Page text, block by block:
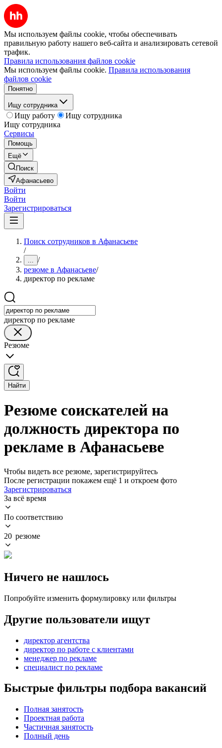
Мы используем файлы cookie, чтобы обеспечивать
правильную работу нашего веб-сайта и анализировать сетевой
трафик.
Правила использования файлов cookie
Мы используем файлы cookie. Правила использования
файлов cookie
Понятно
Ищу сотрудника
Ищу работу
Ищу сотрудника
Ищу сотрудника
Сервисы
Помощь
Ещё
Поиск
Афанасьево
Войти
Войти
Зарегистрироваться
Поиск сотрудников в Афанасьеве
/
... /
резюме в Афанасьеве/
директор по рекламе
директор по рекламе
Резюме
Найти
Резюме соискателей на
должность директора по
рекламе в Афанасьеве
Чтобы видеть все резюме, зарегистрируйтесь
После регистрации покажем ещё 1 и откроем фото
Зарегистрироваться
За всё время
По соответствию
20 резюме
Ничего не нашлось
Попробуйте изменить формулировку или фильтры
Другие пользователи ищут
директор агентства
директор по работе с клиентами
менеджер по рекламе
специалист по рекламе
Быстрые фильтры подбора вакансий
Полная занятость
Проектная работа
Частичная занятость
Полный день